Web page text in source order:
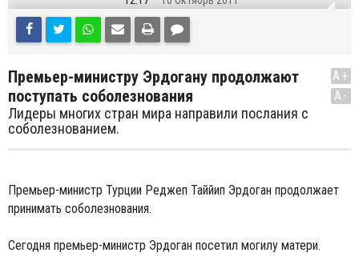
Премьер-министру Эрдогану продолжают
поступать соболезнования
Лидеры многих стран мира направили послания с
соболезнованием.
A+
A-
Премьер-министр Турции Реджеп Таййип Эрдоган продолжает
принимать соболезнования.
Сегодня премьер-министр Эрдоган посетил могилу матери.